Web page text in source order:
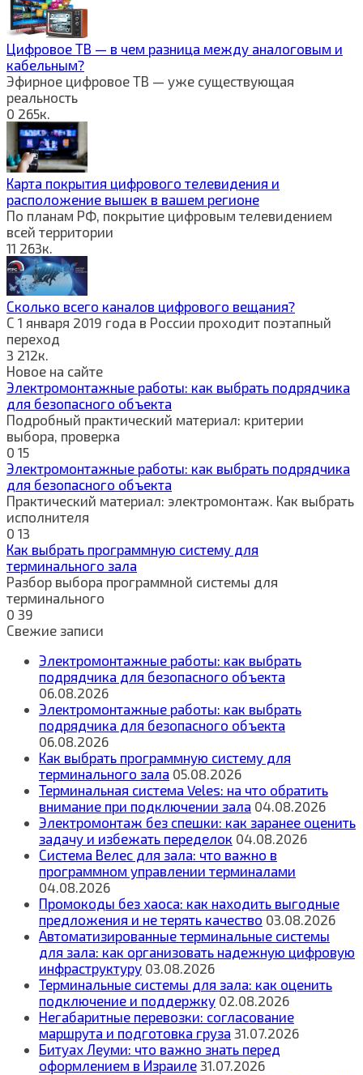
Цифровое ТВ — в чем разница между аналоговым и
кабельным?
Эфирное цифровое ТВ — уже существующая
реальность
0 265к.
Карта покрытия цифрового телевидения и
расположение вышек в вашем регионе
По планам РФ, покрытие цифровым телевидением
всей территории
11 263к.
Сколько всего каналов цифрового вещания?
С 1 января 2019 года в России проходит поэтапный
переход
3 212к.
Новое на сайте
Электромонтажные работы: как выбрать подрядчика
для безопасного объекта
Подробный практический материал: критерии
выбора, проверка
0 15
Электромонтажные работы: как выбрать подрядчика
для безопасного объекта
Практический материал: электромонтаж. Как выбрать
исполнителя
0 13
Как выбрать программную систему для
терминального зала
Разбор выбора программной системы для
терминального
0 39
Свежие записи
Электромонтажные работы: как выбрать
подрядчика для безопасного объекта
06.08.2026
Электромонтажные работы: как выбрать
подрядчика для безопасного объекта
06.08.2026
Как выбрать программную систему для
терминального зала 05.08.2026
Терминальная система Veles: на что обратить
внимание при подключении зала 04.08.2026
Электромонтаж без спешки: как заранее оценить
задачу и избежать переделок 04.08.2026
Система Велес для зала: что важно в
программном управлении терминалами
04.08.2026
Промокоды без хаоса: как находить выгодные
предложения и не терять качество 03.08.2026
Автоматизированные терминальные системы
для зала: как организовать надежную цифровую
инфраструктуру 03.08.2026
Терминальные системы для зала: как оценить
подключение и поддержку 02.08.2026
Негабаритные перевозки: согласование
маршрута и подготовка груза 31.07.2026
Битуах Леуми: что важно знать перед
оформлением в Израиле 31.07.2026